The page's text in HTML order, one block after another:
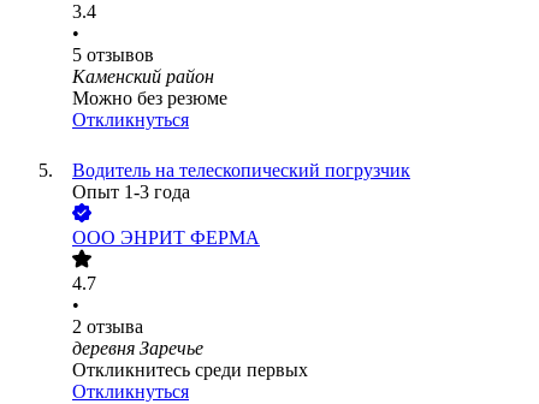
3.4
•
5 отзывов
Каменский район
Можно без резюме
Откликнуться
Водитель на телескопический погрузчик
Опыт 1-3 года
ООО ЭНРИТ ФЕРМА
4.7
•
2 отзыва
деревня Заречье
Откликнитесь среди первых
Откликнуться